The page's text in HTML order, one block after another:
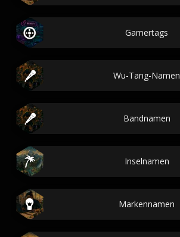
Gamertags
Wu-Tang-Namen
Bandnamen
Inselnamen
Markennamen